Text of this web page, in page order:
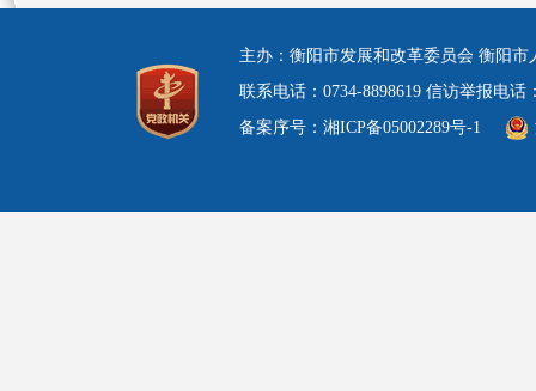
主办：衡阳市发展和改革委员会 衡阳
联系电话：0734-8898619 信访举报电
备案序号：湘ICP备05002289号-1